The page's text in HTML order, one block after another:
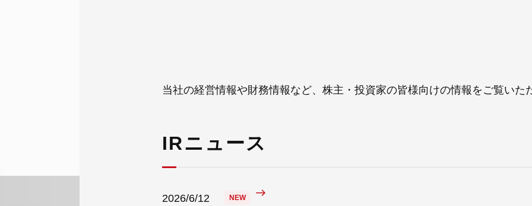
当社の経営情報や財務情報など、株主・投資家の皆様向けの情報をご覧いた
IRニュース
2026/6/12